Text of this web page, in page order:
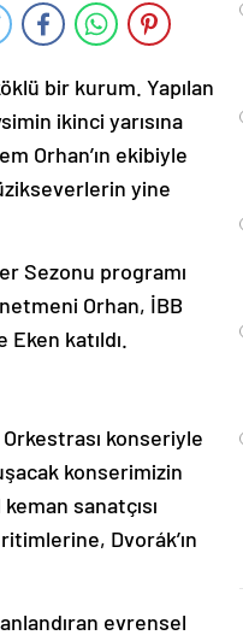
bir kurum. Yapılan
ikinci yarısına
Orhan’ın ekibiyle
yine
Sezonu programı
Orhan, İBB
katıldı.
konseriyle
konserimizin
sanatçısı
Dvorák’ın
evrensel